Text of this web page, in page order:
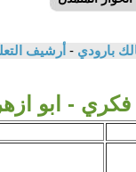
بارودي - أرشيف
فكري - ابو